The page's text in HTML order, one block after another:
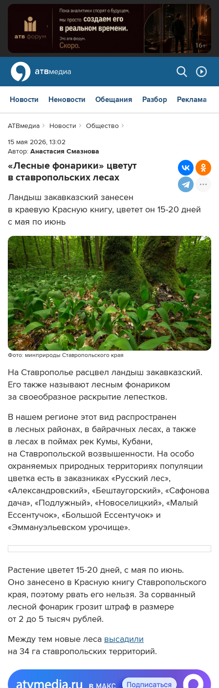
Новости Неновости Обещания Разбор Реклама
АТВмедиа Новости
Общество
15 мая 2026, 13:02
Автор: Анастасия Смазнова
«Лесные фонарики» цветут
в ставропольских лесах
Ландыш закавказский занесен
в краевую Красную книгу, цветет он 15-20 дней
с мая по июнь
Фото: минприроды Ставропольского края
На Ставрополье расцвел ландыш закавказский.
Его также называют лесным фонариком
за своеобразное раскрытие лепестков.
В нашем регионе этот вид распространен
в лесных районах, в байрачных лесах, а также
в лесах в поймах рек Кумы, Кубани,
на Ставропольской возвышенности. На особо
охраняемых природных территориях популяции
цветка есть в заказниках «Русский лес»,
«Александровский», «Бештаугорский», «Сафонова
дача», «Подлужный», «Новоселицкий», «Малый
Ессентучок», «Большой Ессентучок» и
«Эммануэльевском урочище».
Растение цветет 15-20 дней, с мая по июнь.
Оно занесено в Красную книгу Ставропольского
края, поэтому рвать его нельзя. За сорванный
лесной фонарик грозит штраф в размере
от 2 до 5 тысяч рублей.
Между тем новые леса высадили
на 34 га ставропольских территорий.